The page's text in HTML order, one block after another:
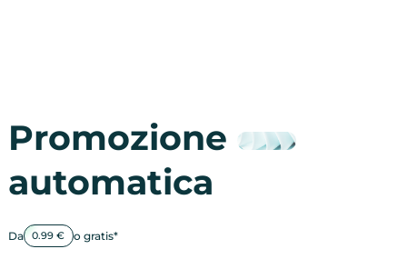
Promozione
automatica
Da 0.99 € o gratis*